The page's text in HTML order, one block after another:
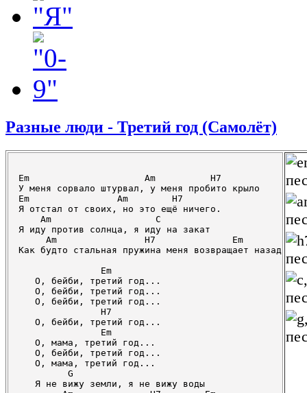
Разные люди - Третий год (Самолёт)
Em                     Am          H7
У меня сорвало штурвал, у меня пробито крыло
Em                Am        H7
Я отстал от своих, но это ещё ничего.
    Am                   C
Я иду против солнца, я иду на закат
     Am                H7              Em
Как будто стальная пружина меня возвращает назад
               Em
   О, бейби, третий год...
   О, бейби, третий год...
   О, бейби, третий год...
               H7
   О, бейби, третий год...
               Em
   О, мама, третий год...
   О, бейби, третий год...
   О, мама, третий год...
         G
   Я не вижу земли, я не вижу воды